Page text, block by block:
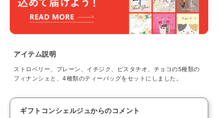
アイテム説明
ストロベリー、プレーン、イチジク、ピスタチオ、チョコの5種類の
フィナンシェと、4種類のティーバッグをセットにしました。
ギフトコンシェルジュからのコメント